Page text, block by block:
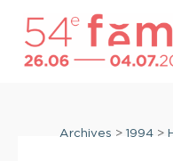
Archives > 1994>